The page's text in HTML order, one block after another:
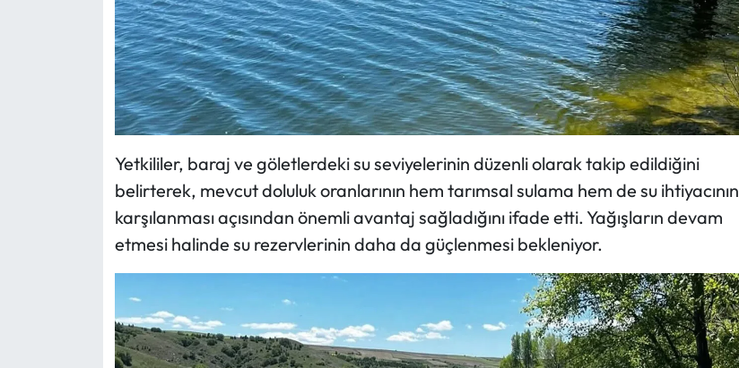
Yetkililer, baraj ve göletlerdeki su seviyelerinin düzenli olarak takip edildiğini
belirterek, mevcut doluluk oranlarının hem tarımsal sulama hem de su ihtiyacının
karşılanması açısından önemli avantaj sağladığını ifade etti. Yağışların devam
etmesi halinde su rezervlerinin daha da güçlenmesi bekleniyor.